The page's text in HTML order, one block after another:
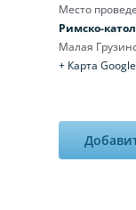
Место
Римско-
Малая
+ Карта Google